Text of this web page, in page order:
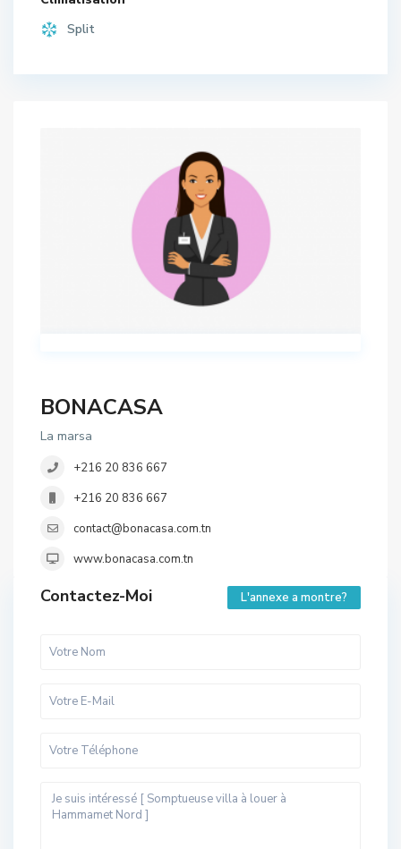
Split
BONACASA
La marsa
+216 20 836 667
+216 20 836 667
contact@bonacasa.com.tn
www.bonacasa.com.tn
Contactez-Moi L'annexe a montre?